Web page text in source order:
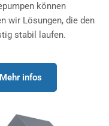
können
wir Lösungen, die den
stabil laufen.
Mehr infos